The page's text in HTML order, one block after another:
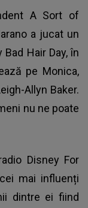
A Sort of
a jucat un
Hair Day, în
pe Monica,
Allyn Baker.
nu ne poate
Disney For
mai influenți
dintre ei fiind